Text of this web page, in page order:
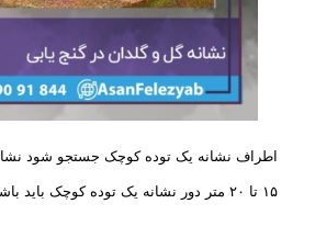
اطراف نشانه یک توده کوچک جستجو شود
۱۵ تا ۲۰ متر دور نشانه یک توده کوچک باید باشد خوب بررسی کنید.